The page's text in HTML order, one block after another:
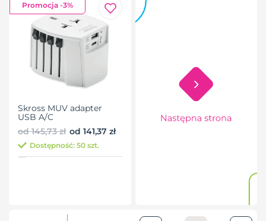
Promocja -3%
Skross MUV adapter
USB A/C
od 145,73 zł od 141,37 zł
Dostępność: 50 szt.